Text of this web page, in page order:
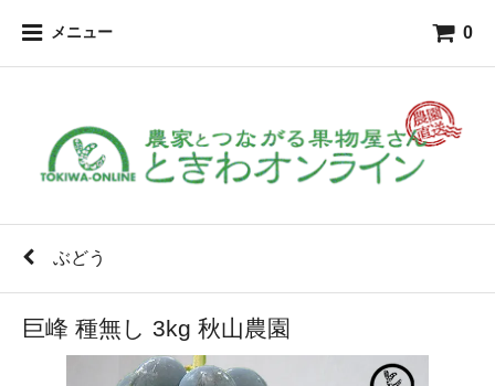
メニュー 0
ぶどう
巨峰 種無し 3kg 秋山農園